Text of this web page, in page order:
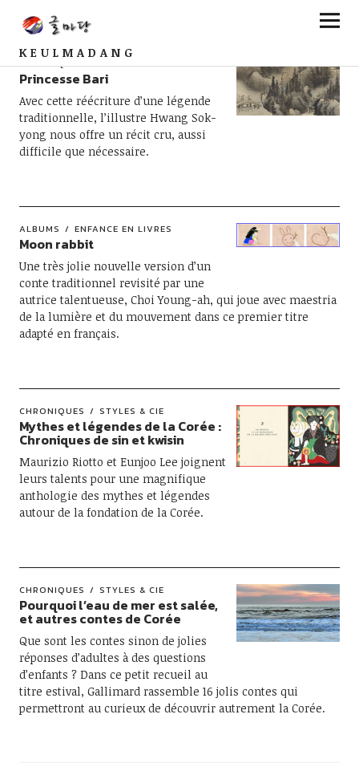
KEULMADANG
CHRONIQUES MEMORIA ROMANS
Princesse Bari
Avec cette réécriture d’une légende
traditionnelle, l’illustre Hwang Sok-
yong nous offre un récit cru, aussi
difficile que nécessaire.
ALBUMS ENFANCE EN LIVRES
Moon rabbit
Une très jolie nouvelle version d’un
conte traditionnel revisité par une
autrice talentueuse, Choi Young-ah, qui joue avec maestria
de la lumière et du mouvement dans ce premier titre
adapté en français.
CHRONIQUES STYLES & CIE
Mythes et légendes de la Corée :
Chroniques de sin et kwisin
Maurizio Riotto et Eunjoo Lee joignent
leurs talents pour une magnifique
anthologie des mythes et légendes
autour de la fondation de la Corée.
CHRONIQUES STYLES & CIE
Pourquoi l’eau de mer est salée,
et autres contes de Corée
Que sont les contes sinon de jolies
réponses d’adultes à des questions
d’enfants ? Dans ce petit recueil au
titre estival, Gallimard rassemble 16 jolis contes qui
permettront au curieux de découvrir autrement la Corée.